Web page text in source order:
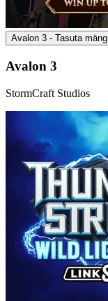
Avalon 3 - Tasuta mäng
Avalon 3
StormCraft Studios